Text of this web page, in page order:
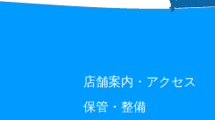
店舗案内・アクセス
保管・整備